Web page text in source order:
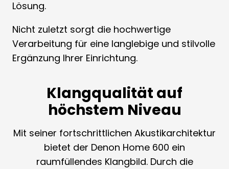
Lösung.
Nicht zuletzt sorgt die hochwertige
Verarbeitung für eine langlebige und stilvolle
Ergänzung Ihrer Einrichtung.
Klangqualität auf
höchstem Niveau
Mit seiner fortschrittlichen Akustikarchitektur
bietet der Denon Home 600 ein
raumfüllendes Klangbild. Durch die